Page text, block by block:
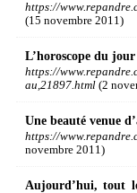
https://
(15 novembre 2011)
L’horoscope du
https://
au,21897.html (2
Une beauté venue
https://
novembre 2011)
Aujourd’hui, tout